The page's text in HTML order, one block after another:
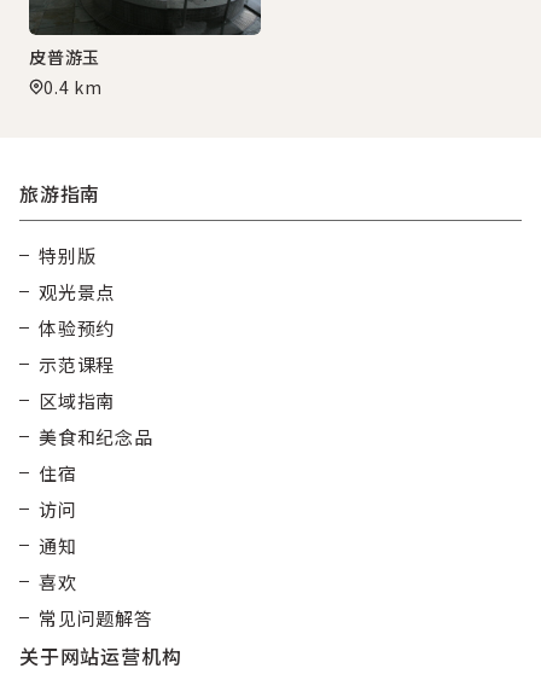
皮普游玉
0.4 km
旅游指南
特别版
观光景点
体验预约
示范课程
区域指南
美食和纪念品
住宿
访问
通知
喜欢
常见问题解答
关于网站运营机构